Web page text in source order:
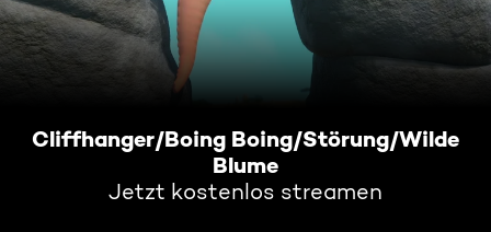
Cliffhanger/Boing Boing/Störung/Wilde
Blume
Jetzt kostenlos streamen